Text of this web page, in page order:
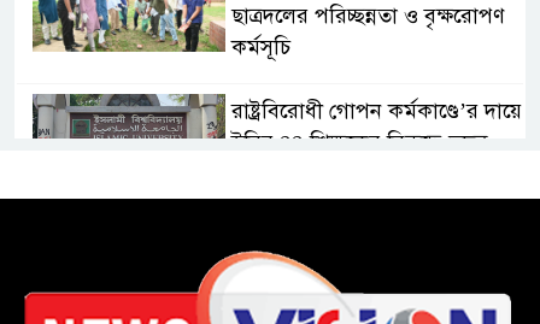
ছাত্রদলের পরিচ্ছন্নতা ও বৃক্ষরোপণ
কর্মসূচি
রাষ্ট্রবিরোধী গোপন কর্মকাণ্ডে’র দায়ে
ইবির ৪৪ শিক্ষকের বিরুদ্ধে তদন্ত
দিবস উপলক্ষ্যে আলোচনা সভা ও
সংবর্ধনা অনুষ্ঠান অনুষ্ঠিত